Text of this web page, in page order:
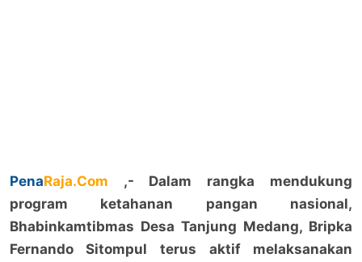
PenaRaja.Com ,- Dalam rangka mendukung
program ketahanan pangan nasional,
Bhabinkamtibmas Desa Tanjung Medang, Bripka
Fernando Sitompul terus aktif melaksanakan